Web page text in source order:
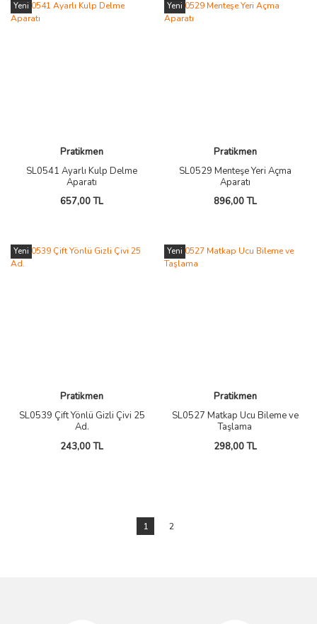
Yeni
Pratikmen
SL0541 Ayarlı Kulp Delme
Aparatı
657,00 TL
Yeni
Pratikmen
SL0529 Menteşe Yeri Açma
Aparatı
896,00 TL
Yeni
Pratikmen
SL0539 Çift Yönlü Gizli Çivi 25
Ad.
243,00 TL
Yeni
Pratikmen
SL0527 Matkap Ucu Bileme ve
Taşlama
298,00 TL
1 2